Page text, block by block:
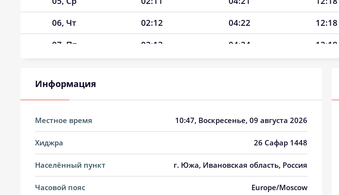
06, Чт
02:12 04:22 12:18
07, Пт
02:13 04:24 12:18
09, Вс
11, Вт
02:16 04:32
12, Ср
02:17 04:34
13, Чт
02:18 04:36
Информация
Местное время 10:47, Воскресенье, 09 августа 2026
Хиджра 26 Сафар 1448
Населённый пункт г. Южа, Ивановская область, Россия
Часовой пояс Europe/Moscow